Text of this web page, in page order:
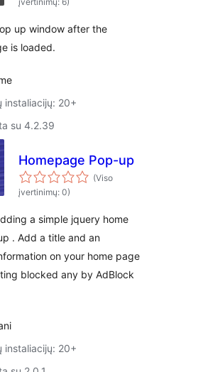
up window after the
is loaded.
instaliacijų: 20+
su 4.2.39
Homepage Pop-up
(Viso
įvertinimų: 0)
a simple jquery home
. Add a title and an
on your home page
blocked any by AdBlock
instaliacijų: 20+